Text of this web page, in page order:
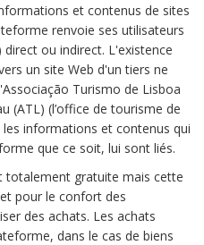
et contenus de sites
renvoie ses utilisateurs
ou indirect. L'existence
un site Web d'un tiers ne
Turismo de Lisboa
(ATL) (l’office de tourisme de
informations et contenus qui
que ce soit, lui sont liés.
totalement gratuite mais cette
pour le confort des
des achats. Les achats
dans le cas de biens